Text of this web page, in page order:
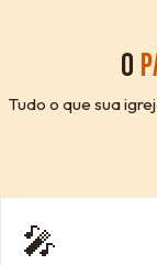
O
Tudo o que sua
🎤